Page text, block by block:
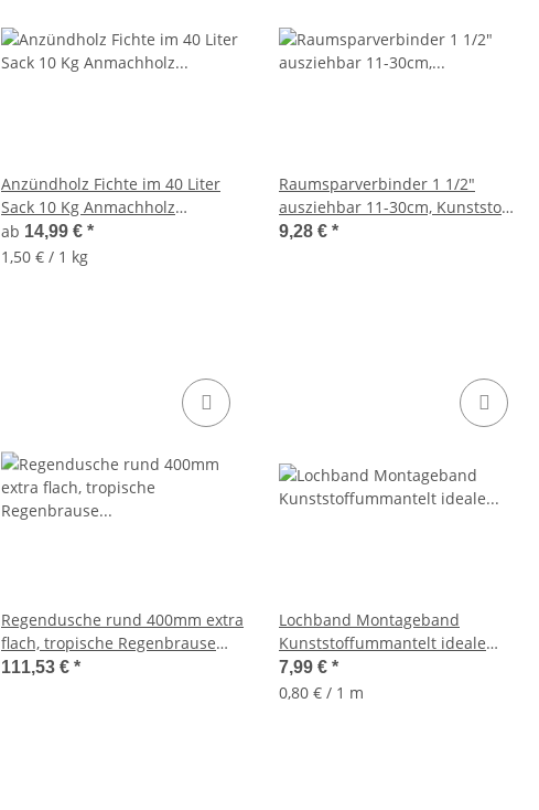
Anzündholz Fichte im 40 Liter
Sack 10 Kg Anmachholz
ofenfertig
ab 14,99 € *
1,50 € / 1 kg
Raumsparverbinder 1 1/2"
ausziehbar 11-30cm, Kunststoff
weiss
9,28 € *
Regendusche rund 400mm extra
flach, tropische Regenbrause
Kopfbrause
111,53 € *
Lochband Montageband
Kunststoffummantelt ideale
Montagehilfe 19mm x 10 Meter
schwarz
7,99 € *
0,80 € / 1 m